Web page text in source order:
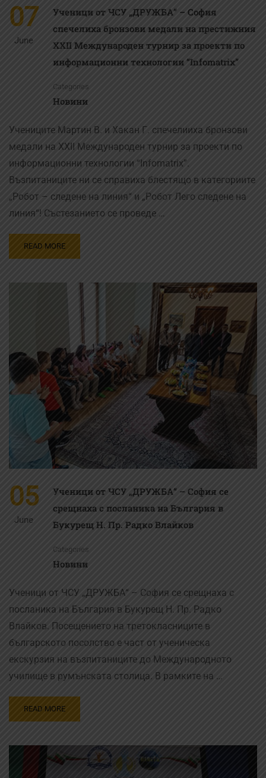
07
June
Ученици от ЧСУ „ДРУЖБА“ – София
спечелиха бронзови медали на престижния
XXII Международен турнир за проекти по
информационни технологии “Infomatrix”
Categories
Новини
Учениците Мартин В. и Хакан Г. спечелииха бронзови
медали на XXII Международен турнир за проекти по
информационни технологии “Infomatrix”.
Възпитаниците ни се справиха блестящо в категориите
„Робот – следене на линия“ и „Робот Лего следене на
линия“! Състезанието се проведе …
READ MORE
05
June
Ученици от ЧСУ „ДРУЖБА“ – София се
срещнаха с посланика на България в
Букурещ Н. Пр. Радко Влайков
Categories
Новини
Ученици от ЧСУ „ДРУЖБА“ – София се срещнаха с
посланика на България в Букурещ Н. Пр. Радко
Влайков. Посещението на третокласниците в
българското посолство е част от ученическа
екскурзия на възпитаниците до Международното
училище в румънската столица. В рамките на …
READ MORE